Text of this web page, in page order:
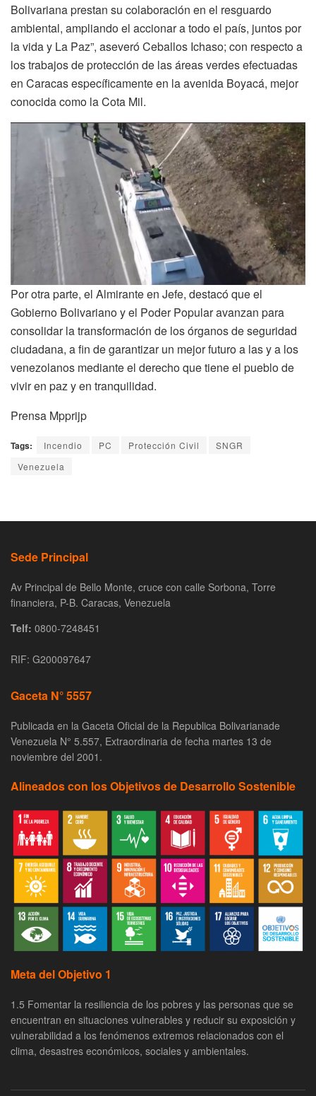
Bolivariana prestan su colaboración en el resguardo
ambiental, ampliando el accionar a todo el país, juntos por
la vida y La Paz”, aseveró Ceballos Ichaso; con respecto a
los trabajos de protección de las áreas verdes efectuadas
en Caracas específicamente en la avenida Boyacá, mejor
conocida como la Cota Mil.
Por otra parte, el Almirante en Jefe, destacó que el
Gobierno Bolivariano y el Poder Popular avanzan para
consolidar la transformación de los órganos de seguridad
ciudadana, a fin de garantizar un mejor futuro a las y a los
venezolanos mediante el derecho que tiene el pueblo de
vivir en paz y en tranquilidad.
Prensa Mpprijp
Tags: Incendio PC Protección Civil
SNGR
Venezuela
Sede Principal
Av Principal de Bello Monte, cruce con calle Sorbona, Torre
financiera, P-B. Caracas, Venezuela
Telf: 0800-7248451
RIF: G200097647
Gaceta N° 5557
Publicada en la Gaceta Oficial de la Republica Bolivarianade
Venezuela N° 5.557, Extraordinaria de fecha martes 13 de
noviembre del 2001.
Alineados con los Objetivos de Desarrollo Sostenible
Meta del Objetivo 1
1.5 Fomentar la resiliencia de los pobres y las personas que se
encuentran en situaciones vulnerables y reducir su exposición y
vulnerabilidad a los fenómenos extremos relacionados con el
clima, desastres económicos, sociales y ambientales.